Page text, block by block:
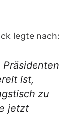
legte nach:
ist,
zu
jetzt